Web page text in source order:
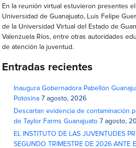
En la reunión virtual estuvieron presentes
Universidad de Guanajuato, Luis Felipe
de la Universidad Virtual del Estado de
Valenzuela Ríos, entre otras autoridades
de atención la juventud.
Entradas recientes
Inaugura Gobernadora Pabellón
Potosina 7 agosto, 2026
Descartan evidencia de contaminación
de Taylor Farms Guanajuato 7 agosto,
EL INSTITUTO DE LAS JUVENTUDES
SEGUNDO TRIMESTRE DE 2026 ANTE